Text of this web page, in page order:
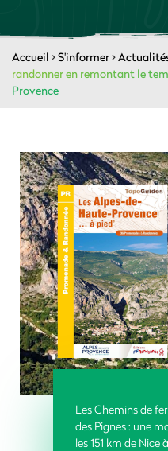
Accueil >S'informer>
randonner en remontant le
Provence
Les Chemins de
des Pignes : une
les 151 km de Nice